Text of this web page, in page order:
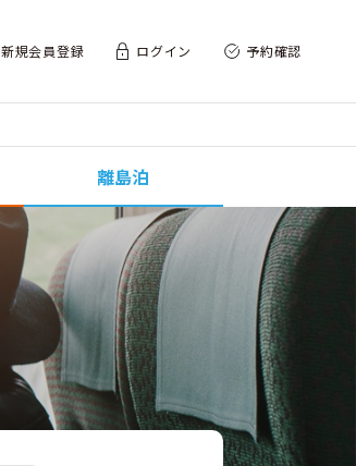
新規会員登録 ログイン 予約確認
離島泊